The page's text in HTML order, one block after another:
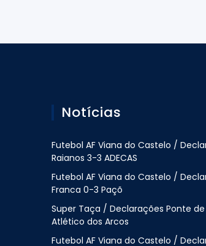
Notícias
Futebol AF Viana do Castelo /
Raianos 3-3 ADECAS
Futebol AF Viana do Castelo /
Franca 0-3 Paçõ
Super Taça / Declarações Ponte
Atlético dos Arcos
Futebol AF Viana do Castelo /